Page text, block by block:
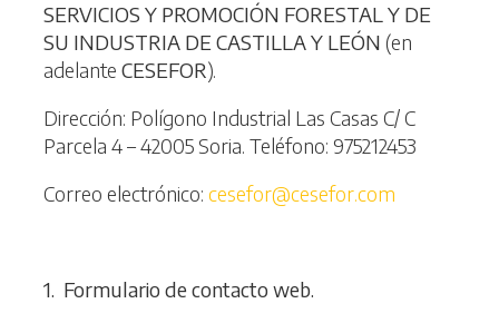
SERVICIOS Y PROMOCIÓN FORESTAL Y DE
SU INDUSTRIA DE CASTILLA Y LEÓN (en
adelante CESEFOR).
Dirección: Polígono Industrial Las Casas C/ C
Parcela 4 – 42005 Soria. Teléfono: 975212453
Correo electrónico: cesefor@cesefor.com
1. Formulario de contacto web.